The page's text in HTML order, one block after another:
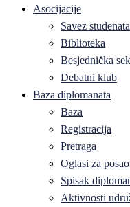
Asocijacije
Savez
Biblioteka
Besjednička
Debatni klub
Baza diplomanata
Baza
Registracija
Pretraga
Oglasi za posao
Spisak
Aktivnosti